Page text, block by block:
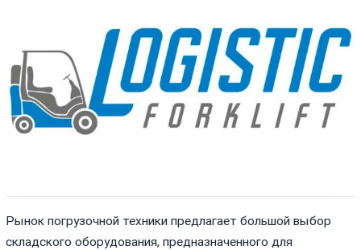
Рынок погрузочной техники предлагает большой выбор
складского оборудования, предназначенного для